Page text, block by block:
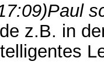
Paul
z.B. in